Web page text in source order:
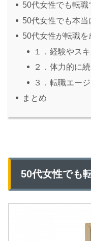
50代女性でも転職
50代女性でも本当
50代女性が転職を
１．経験やス
２．体力的に
３．転職エー
まとめ
50代女性でも